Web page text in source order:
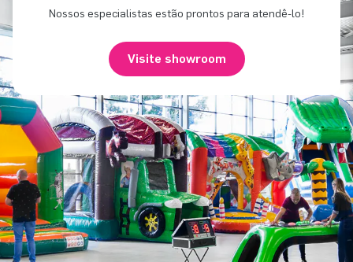
Nossos especialistas estão prontos para atendê-lo!
Visite showroom